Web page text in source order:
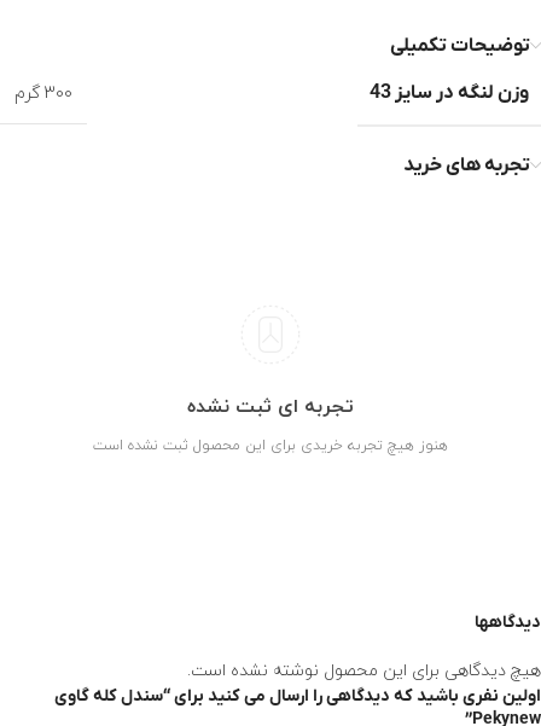
اولین نفری باشید که دیدگاهی را ارسال می کنید برای “سندل کله گاوی